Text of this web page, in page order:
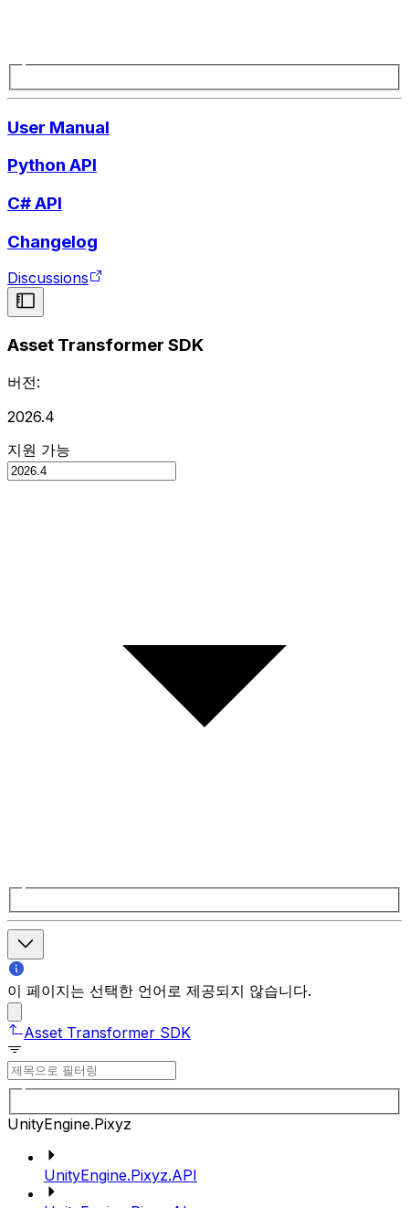
User Manual
Python API
C# API
Changelog
Discussions
Asset Transformer SDK
버전:
2026.4
지원 가능
이 페이지는 선택한 언어로 제공되지 않습니다.
Asset Transformer SDK
UnityEngine.Pixyz
UnityEngine.Pixyz.API